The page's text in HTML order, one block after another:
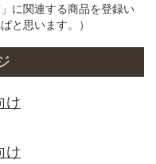
に関連する商品を登録い
と思います。）
け
け